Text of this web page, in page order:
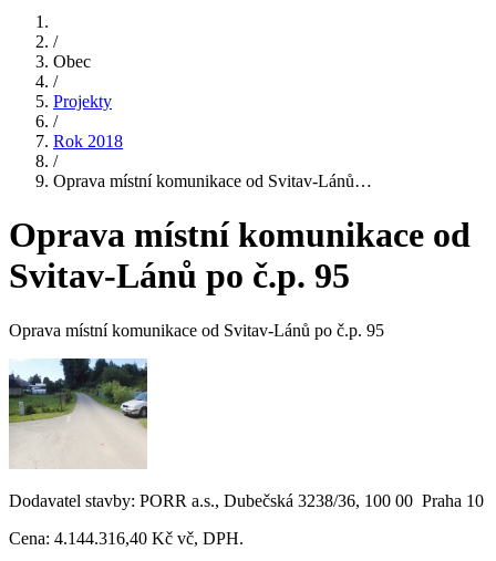
/
Obec
/
Projekty
/
Rok 2018
/
Oprava místní komunikace od Svitav-Lánů…
Oprava místní komunikace od
Svitav-Lánů po č.p. 95
Oprava místní komunikace od Svitav-Lánů po č.p. 95
Dodavatel stavby: PORR a.s., Dubečská 3238/36, 100 00 Praha 10
Cena: 4.144.316,40 Kč vč, DPH.